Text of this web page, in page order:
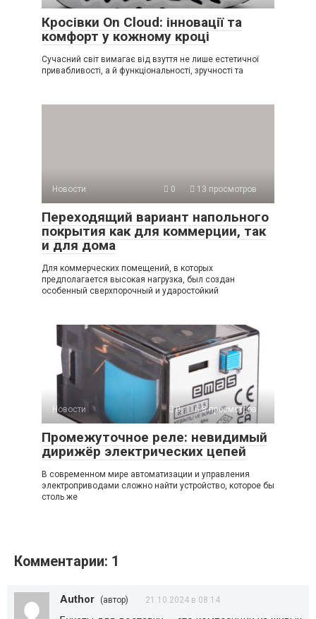
Кросівки On Cloud: інновації та
комфорт у кожному кроці
Сучасний світ вимагає від взуття не лише естетичної
привабливості, а й функціональності, зручності та
Новости 0 13 просмотров
Переходящий вариант напольного
покрытия как для коммерции, так
и для дома
Для коммерческих помещений, в которых
предполагается высокая нагрузка, был создан
особенный сверхпорочный и ударостойкий
Новости 0 8 просмотров
Промежуточное реле: невидимый
дирижёр электрических цепей
В современном мире автоматизации и управления
электроприводами сложно найти устройство, которое бы
столь же
Комментарии: 1
Author (автор) 21.10.2024 в 08:14